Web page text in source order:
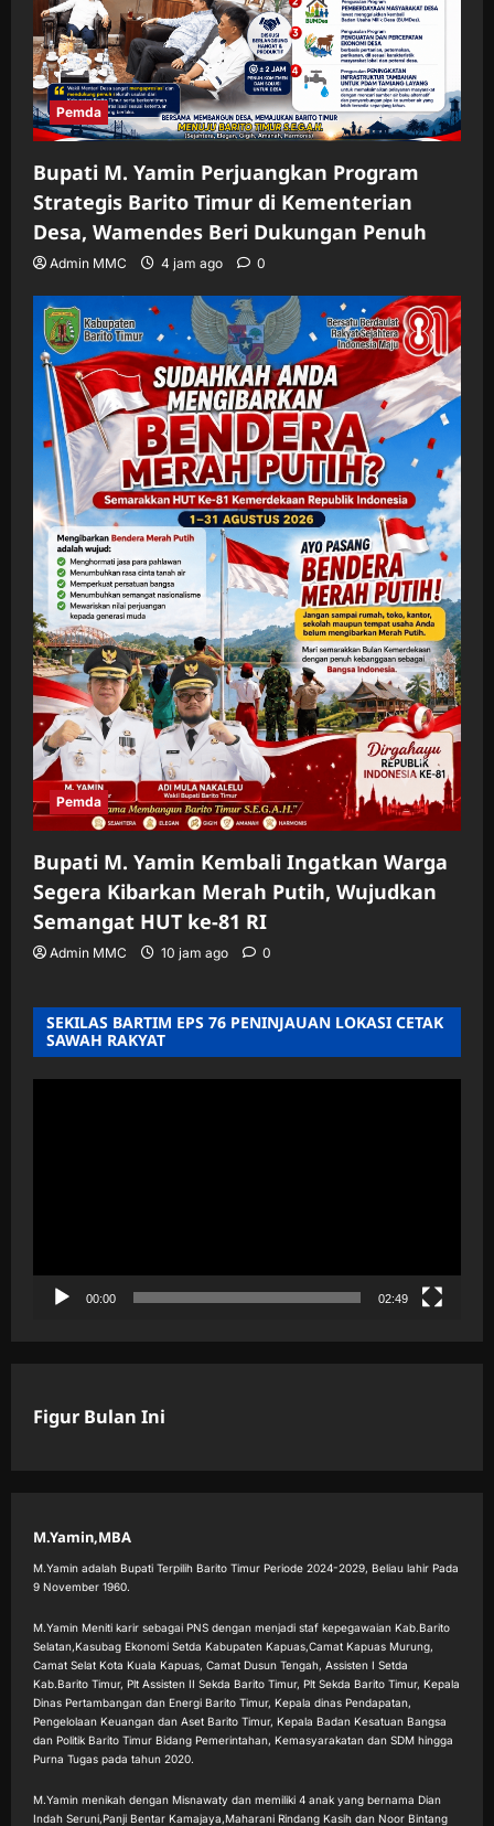
Pemda
Bupati M. Yamin Perjuangkan Program
Strategis Barito Timur di Kementerian
Desa, Wamendes Beri Dukungan Penuh
Admin MMC 4 jam ago 0
Pemda
Bupati M. Yamin Kembali Ingatkan Warga
Segera Kibarkan Merah Putih, Wujudkan
Semangat HUT ke-81 RI
Admin MMC 10 jam ago 0
SEKILAS BARTIM EPS 76 PENINJAUAN LOKASI CETAK
SAWAH RAKYAT
00:00 02:49
Figur Bulan Ini
M.Yamin,MBA
M.Yamin adalah Bupati Terpilih Barito Timur Periode 2024-2029, Beliau lahir Pada
9 November 1960.
M.Yamin Meniti karir sebagai PNS dengan menjadi staf kepegawaian Kab.Barito
Selatan,Kasubag Ekonomi Setda Kabupaten Kapuas,Camat Kapuas Murung,
Camat Selat Kota Kuala Kapuas, Camat Dusun Tengah, Assisten I Setda
Kab.Barito Timur, Plt Assisten II Sekda Barito Timur, Plt Sekda Barito Timur, Kepala
Dinas Pertambangan dan Energi Barito Timur, Kepala dinas Pendapatan,
Pengelolaan Keuangan dan Aset Barito Timur, Kepala Badan Kesatuan Bangsa
dan Politik Barito Timur Bidang Pemerintahan, Kemasyarakatan dan SDM hingga
Purna Tugas pada tahun 2020.
M.Yamin menikah dengan Misnawaty dan memiliki 4 anak yang bernama Dian
Indah Seruni,Panji Bentar Kamajaya,Maharani Rindang Kasih dan Noor Bintang